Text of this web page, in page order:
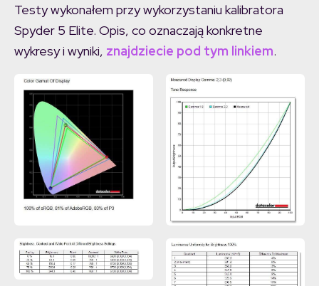
Testy wykonałem przy wykorzystaniu kalibratora
Spyder 5 Elite. Opis, co oznaczają konkretne
wykresy i wyniki, znajdziecie pod tym linkiem.